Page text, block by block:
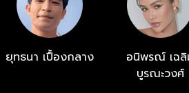
ยุทธนา เปื้องกลาง
อนิพรณ์ เฉลิ
บูรณะวงศ์